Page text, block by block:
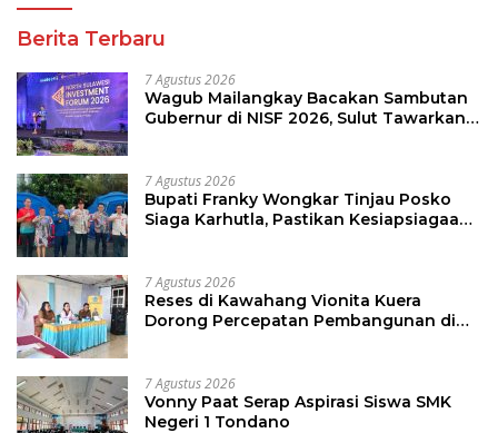
Berita Terbaru
7 Agustus 2026
Wagub Mailangkay Bacakan Sambutan
Gubernur di NISF 2026, Sulut Tawarkan
7 Agustus 2026
Bupati Franky Wongkar Tinjau Posko
Siaga Karhutla, Pastikan Kesiapsiagaan
7 Agustus 2026
Reses di Kawahang Vionita Kuera
Dorong Percepatan Pembangunan di
7 Agustus 2026
Vonny Paat Serap Aspirasi Siswa SMK
Negeri 1 Tondano